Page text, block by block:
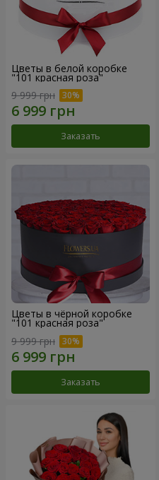
Цветы в белой коробке
"101 красная роза"
9 999 грн
Заказать
Цветы в чёрной коробке
"101 красная роза"
9 999 грн
Заказать